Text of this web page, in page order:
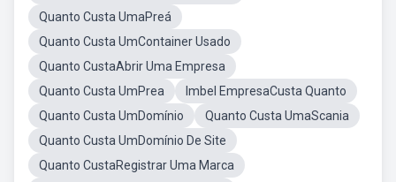
Quanto Custa UmaPreá
Quanto Custa UmContainer Usado
Quanto CustaAbrir Uma Empresa
Quanto Custa UmPrea
Imbel EmpresaCusta Quanto
Quanto Custa UmDomínio
Quanto Custa UmaScania
Quanto Custa UmDomínio De Site
Quanto CustaRegistrar Uma Marca